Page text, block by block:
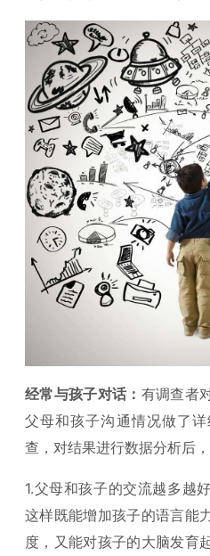
经常与孩子对话： 有调查者
父母和孩子沟通情况做了
查，对结果进行数据分析后
1.父母和孩子的交流越多越
这样既能增加孩子的语言能
度，又能对孩子的大脑发育